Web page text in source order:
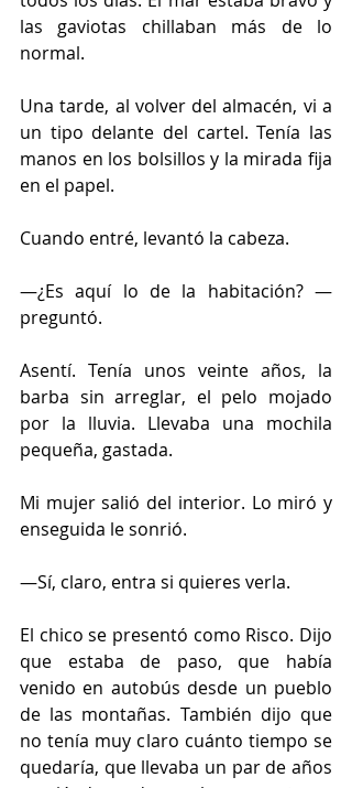
las gaviotas chillaban más de lo
normal.
Una tarde, al volver del almacén, vi a
un tipo delante del cartel. Tenía las
manos en los bolsillos y la mirada fija
en el papel.
Cuando entré, levantó la cabeza.
—¿Es aquí lo de la habitación? —
preguntó.
Asentí. Tenía unos veinte años, la
barba sin arreglar, el pelo mojado
por la lluvia. Llevaba una mochila
pequeña, gastada.
Mi mujer salió del interior. Lo miró y
enseguida le sonrió.
—Sí, claro, entra si quieres verla.
El chico se presentó como Risco. Dijo
que estaba de paso, que había
venido en autobús desde un pueblo
de las montañas. También dijo que
no tenía muy claro cuánto tiempo se
quedaría, que llevaba un par de años